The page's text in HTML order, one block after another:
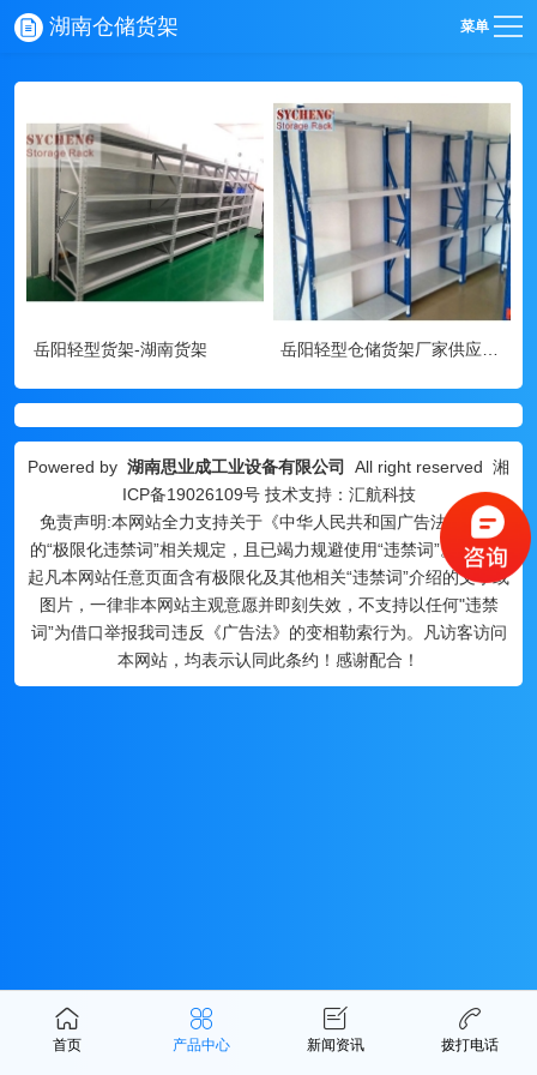
湖南仓储货架 菜单
岳阳轻型货架-湖南货架
Powered by 湖南思业成工业设备有限公司 All right reserved 湘
ICP备19026109号技术支持：汇航科技
免责声明:本网站全力支持关于《中华人民共和国广告法》实施
的“极限化违禁词”相关规定，且已竭力规避使用“违禁词”。故即日
起凡本网站任意页面含有极限化及其他相关“违禁词”介绍的文字或
图片，一律非本网站主观意愿并即刻失效，不支持以任何"违禁
词”为借口举报我司违反《广告法》的变相勒索行为。凡访客访问
本网站，均表示认同此条约！感谢配合！
首页 产品中心 新闻资讯 拨打电话